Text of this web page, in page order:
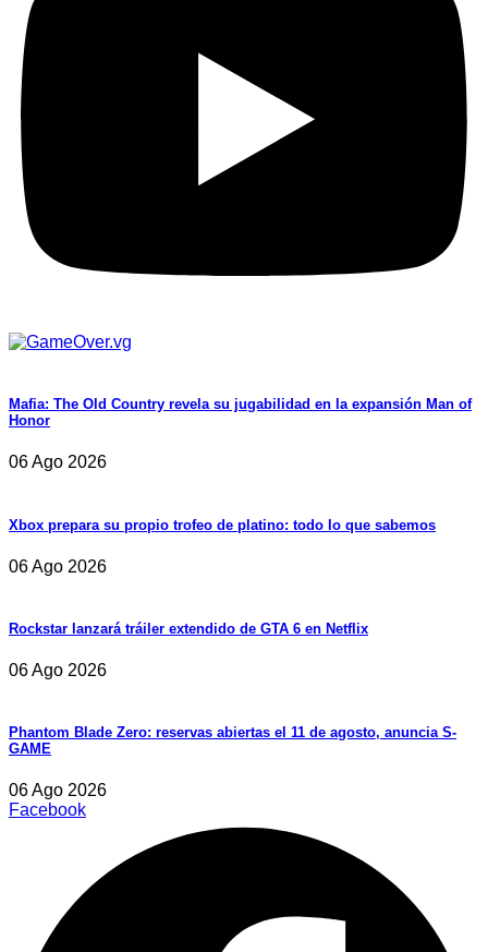
Mafia: The Old Country revela su jugabilidad en la expansión Man of
Honor
06 Ago 2026
Xbox prepara su propio trofeo de platino: todo lo que sabemos
06 Ago 2026
Rockstar lanzará tráiler extendido de GTA 6 en Netflix
06 Ago 2026
Phantom Blade Zero: reservas abiertas el 11 de agosto, anuncia S-
GAME
06 Ago 2026
Facebook